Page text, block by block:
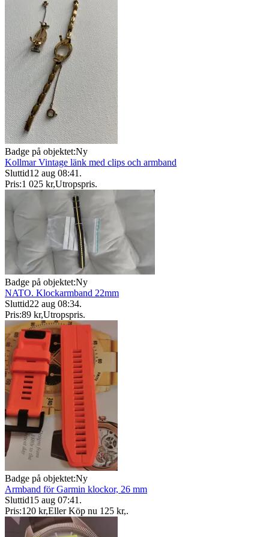
Badge på objektet:Ny
Kollmar Vintage länk med clips och armband
Sluttid12 aug 08:41 .
Pris:1 025 kr,Utropspris.
Badge på objektet:Ny
NATO. Klockarmband 22mm
Sluttid22 aug 08:34.
Pris:89 kr,Utropspris.
Badge på objektet:Ny
Armband för Garmin klockor, 26 mm
Sluttid15 aug 07:41 .
Pris:120 kr,Eller Köp nu 125 kr,.